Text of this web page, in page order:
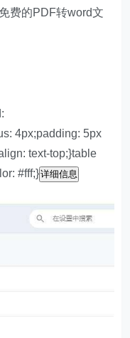
费的PDF转word文
4px;padding: 5px
text-top;}table
#fff;}详细信息